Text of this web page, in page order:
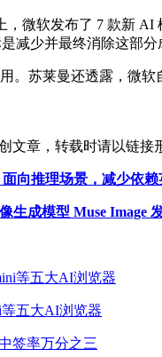
微软发布了 7 款新
减少并最终消除这部分
。苏莱曼还透露，微
文章，转载时请以链接
向推理场景，减少依
生成模型 Muse Image
等五大AI浏览器